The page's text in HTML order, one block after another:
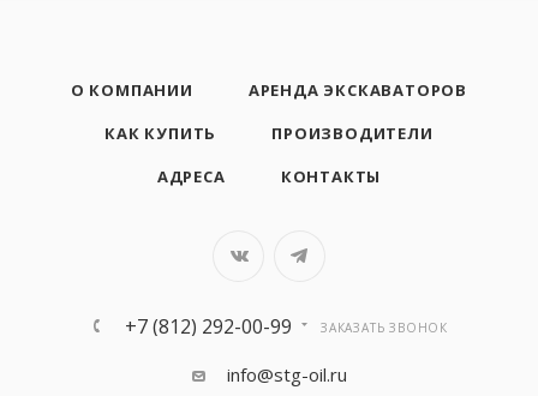
О КОМПАНИИ
АРЕНДА ЭКСКАВАТОРОВ
КАК КУПИТЬ
ПРОИЗВОДИТЕЛИ
АДРЕСА
КОНТАКТЫ
+7 (812) 292-00-99 ЗАКАЗАТЬ ЗВОНОК
info@stg-oil.ru